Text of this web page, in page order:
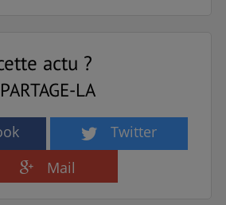
actu ?
PARTAGE-LA
Twitter
Mail